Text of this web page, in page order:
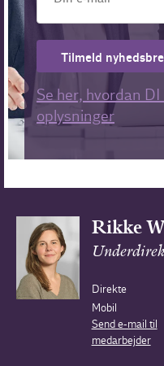
Tilmeld
Se her, hvordan
oplysninger
Rikke
Direkte
Mobil
Send e-mail til
medarbejder